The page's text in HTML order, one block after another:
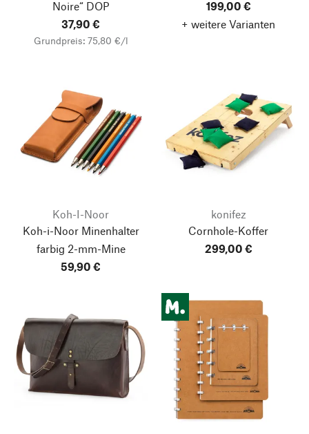
Noire“ DOP
37,90 €
Grundpreis: 75,80 €/l
199,00 €
+ weitere Varianten
Koh-I-Noor
Koh-i-Noor Minenhalter
farbig 2-mm-Mine
59,90 €
konifez
Cornhole-Koffer
299,00 €